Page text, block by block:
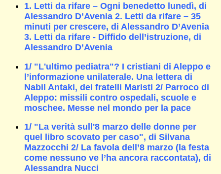
1. Letti da rifare – Ogni benedetto lunedì, di
Alessandro D’Avenia 2. Letti da rifare – 35
minuti per crescere, di Alessandro D’Avenia
3. Letti da rifare - Diffido dell’istruzione, di
Alessandro D’Avenia
1/ "L'ultimo pediatra"? I cristiani di Aleppo e
l’informazione unilaterale. Una lettera di
Nabil Antaki, dei fratelli Maristi 2/ Parroco di
Aleppo: missili contro ospedali, scuole e
moschee. Messe nel mondo per la pace
1/ "La verità sull'8 marzo delle donne per
quel libro scovato per caso", di Silvana
Mazzocchi 2/ La favola dell’8 marzo (la festa
come nessuno ve l’ha ancora raccontata), di
Alessandra Nucci